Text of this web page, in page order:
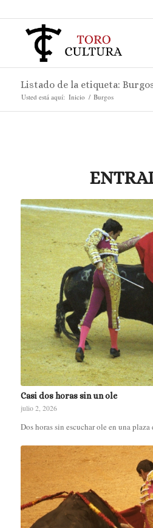
Listado de la etiqueta:
Usted está aquí: Inicio / Burgos
Casi dos horas sin un ole
julio 2, 2026
Dos horas sin escuchar ole en una